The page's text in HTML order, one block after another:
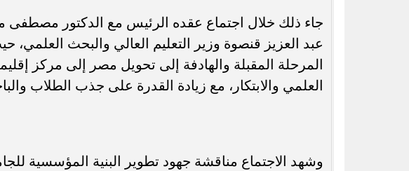
جاء ذلك خلال اجتماع عقده الرئيس مع الدكتور مصطفى
عبد العزيز قنصوة وزير التعليم العالي والبحث
المرحلة المقبلة والهادفة إلى تحويل مصر إلى مركز
العلمي والابتكار، مع زيادة القدرة على جذب الطلاب
وشهد الاجتماع مناقشة جهود تطوير البنية المؤسسية